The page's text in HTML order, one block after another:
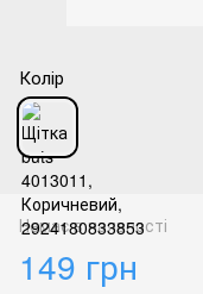
Колір
Немає в наявності
149 грн